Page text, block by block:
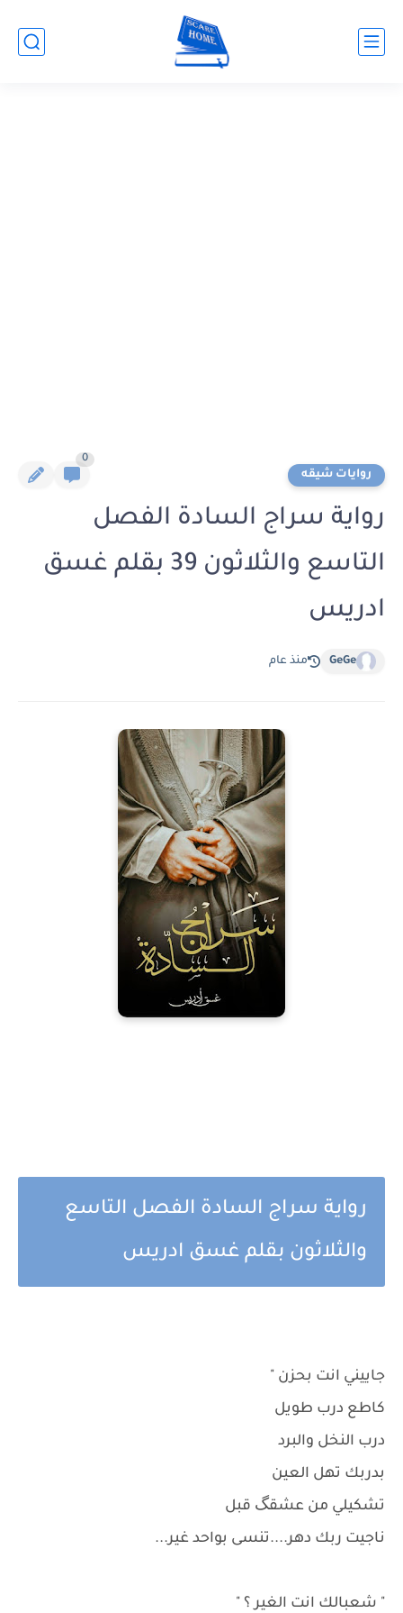
روايات شيقه
0
رواية سراج السادة الفصل
التاسع والثلاثون 39 بقلم غسق
ادريس
GeGe منذ عام
رواية سراج السادة الفصل التاسع
والثلاثون بقلم غسق ادريس
جاييني انت بحزن "
كاطع درب طويل
درب النخل والبرد
بدربك تهل العين
تشكيلي من عشقگ قبل
ناجيت ربك دهر....تنسى بواحد غير...
" شعبالك انت الغير ؟ "